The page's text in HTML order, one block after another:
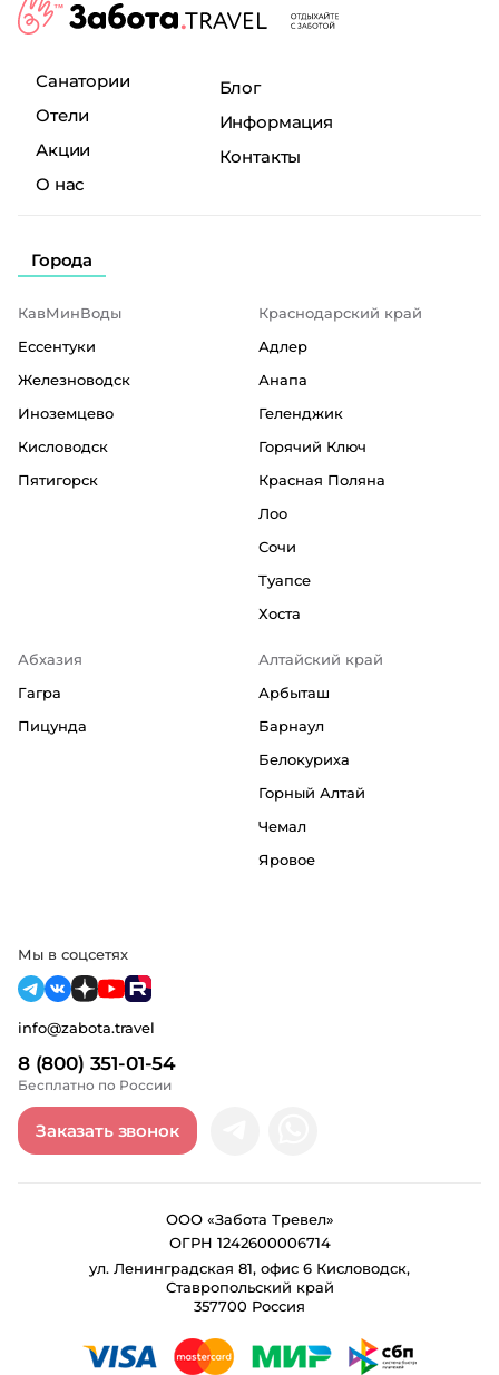
Санатории
Отели
Акции
О нас
Блог
Информация
Контакты
Города
КавМинВоды
Ессентуки
Железноводск
Иноземцево
Кисловодск
Пятигорск
Краснодарский край
Адлер
Анапа
Геленджик
Горячий Ключ
Красная Поляна
Лоо
Сочи
Туапсе
Хоста
Абхазия
Гагра
Пицунда
Алтайский край
Арбыташ
Барнаул
Белокуриха
Горный Алтай
Чемал
Яровое
8 (800) 351-01-54
Бесплатно по России
info@zabota.travel
Заказать звонок
Мы в соцсетях
ООО «Забота Тревел»
ОГРН 1242600006714
ул. Ленинградская 81, офис 6 Кисловодск,
Ставропольский край
357700 Россия